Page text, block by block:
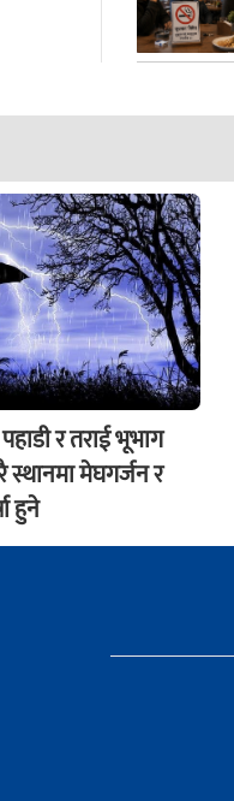
र तराई भूभाग
मेघगर्जन र
हुने